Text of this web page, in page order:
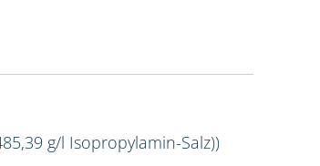
g/l Isopropylamin-Salz))